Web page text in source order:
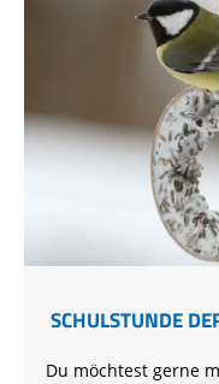
SCHULSTUNDE
Du möchtest gerne